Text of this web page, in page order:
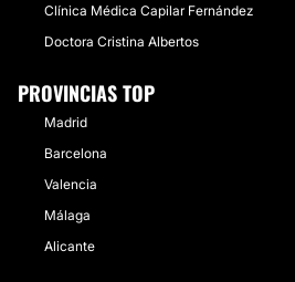
Clínica Médica Capilar Fernández
Doctora Cristina Albertos
PROVINCIAS TOP
Madrid
Barcelona
Valencia
Málaga
Alicante